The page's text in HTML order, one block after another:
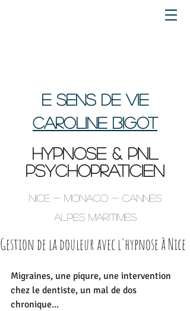
e sens de vie
Caroline BIGOT
HYPNOSE & PNL
psychopraticien
Nice - Monaco - Cannes
Alpes maritimes
Gestion de la douleur avec l'hypnose à Nice
Migraines, une piqure, une intervention
chez le dentiste, un mal de dos
chronique...